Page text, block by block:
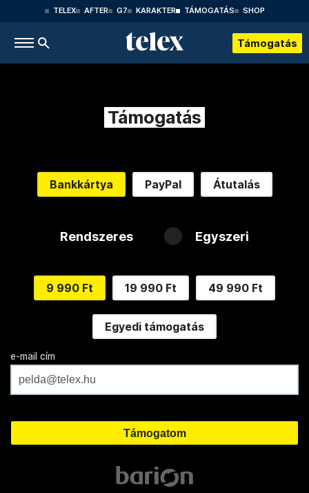
TELEX AFTER G7 KARAKTER TÁMOGATÁS SHOP
Támogatás
Támogatás
Bankkártya PayPal Átutalás
Rendszeres Egyszeri
9 990 Ft 19 990 Ft 49 990 Ft
Egyedi támogatás
e-mail cím